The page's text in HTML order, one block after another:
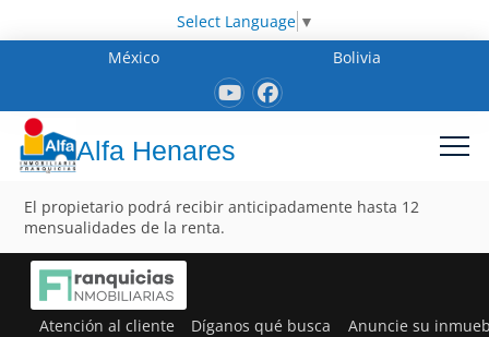
Select Language ▼
México
Bolivia
Alfa Henares
El propietario podrá recibir anticipadamente hasta 12
mensualidades de la renta.
Atención al cliente Díganos qué busca Anuncie su